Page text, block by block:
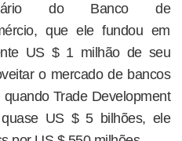
do Banco de
que ele fundou em
US $ 1 milhão de seu
o mercado de bancos
Trade Development
US $ 5 bilhões, ele